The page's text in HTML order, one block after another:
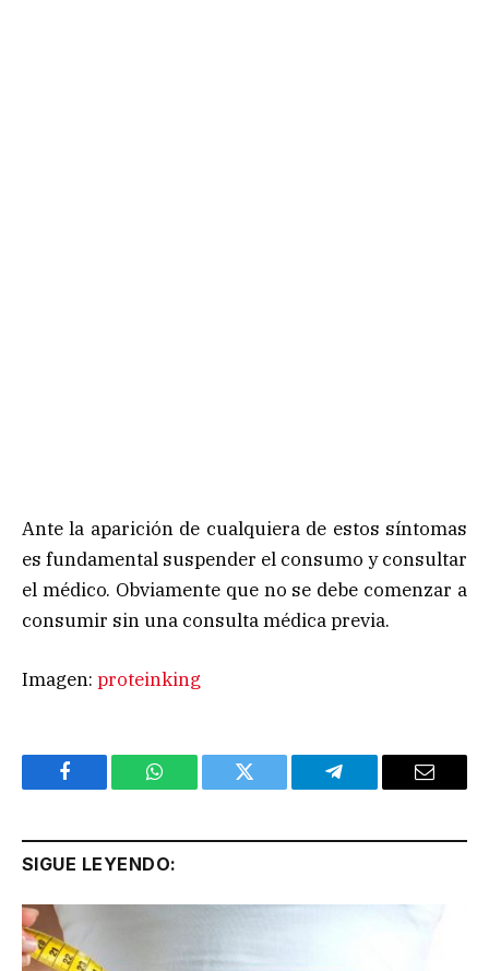
Ante la aparición de cualquiera de estos síntomas
es fundamental suspender el consumo y consultar
el médico. Obviamente que no se debe comenzar a
consumir sin una consulta médica previa.
Imagen: proteinking
Facebook WhatsApp Twitter Telegram Email
SIGUE LEYENDO: